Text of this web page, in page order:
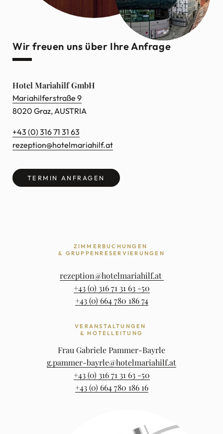
Wir freuen uns über Ihre Anfrage
Hotel Mariahilf GmbH
Maria­hil­fer­straße 9
8020 Graz, AUSTRIA
+43 (0) 316 71 31 63
rezep­tion@hotel­ma­ria­hilf.at
TERMIN ANFRAGEN
ZIMMER­BU­CHUNGEN
& GRUP­PEN­RE­SER­VIE­RUNGEN
rezeption@hotelmariahilf.at
+43 (0) 316 71 31 63 -50
+43 (0) 664 780 186 74
VERAN­STAL­TUNGEN
& HOTEL­LEI­TUNG
Frau Gabriele Pammer-Bayrle
g.pammer-bayrle@hotelmariahilf.at
+43 (0) 316 71 31 63 -50
+43 (0) 664 780 186 16